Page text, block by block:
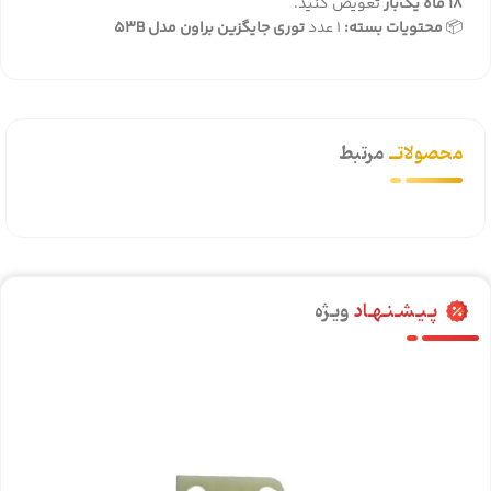
📦محتویات بسته: توری جایگزین براون مدل 53B
محصولاتــمرتبط
پـیـشـنـهـادویـژه